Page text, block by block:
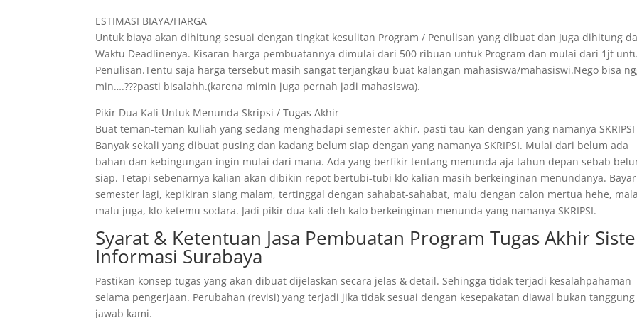
ESTIMASI BIAYA/HARGA
Untuk biaya akan dihitung sesuai dengan tingkat kesulitan Program / Penulisan yang dibuat dan Juga dihitung
Waktu Deadlinenya. Kisaran harga pembuatannya dimulai dari 500 ribuan untuk Program dan mulai dari 1jt
Penulisan.Tentu saja harga tersebut masih sangat terjangkau buat kalangan mahasiswa/mahasiswi.Nego bisa
min….???pasti bisalahh.(karena mimin juga pernah jadi mahasiswa).
Pikir Dua Kali Untuk Menunda Skripsi / Tugas Akhir
Buat teman-teman kuliah yang sedang menghadapi semester akhir, pasti tau kan dengan yang namanya SKRIPSI
Banyak sekali yang dibuat pusing dan kadang belum siap dengan yang namanya SKRIPSI. Mulai dari belum ada
bahan dan kebingungan ingin mulai dari mana. Ada yang berfikir tentang menunda aja tahun depan sebab
siap. Tetapi sebenarnya kalian akan dibikin repot bertubi-tubi klo kalian masih berkeinginan menundanya. Bayar
semester lagi, kepikiran siang malam, tertinggal dengan sahabat-sahabat, malu dengan calon mertua hehe,
malu juga, klo ketemu sodara. Jadi pikir dua kali deh kalo berkeinginan menunda yang namanya SKRIPSI.
Syarat & Ketentuan Jasa Pembuatan Program Tugas Akhir
Informasi Surabaya
Pastikan konsep tugas yang akan dibuat dijelaskan secara jelas & detail. Sehingga tidak terjadi kesalahpahaman
selama pengerjaan. Perubahan (revisi) yang terjadi jika tidak sesuai dengan kesepakatan diawal bukan tanggung
jawab kami.